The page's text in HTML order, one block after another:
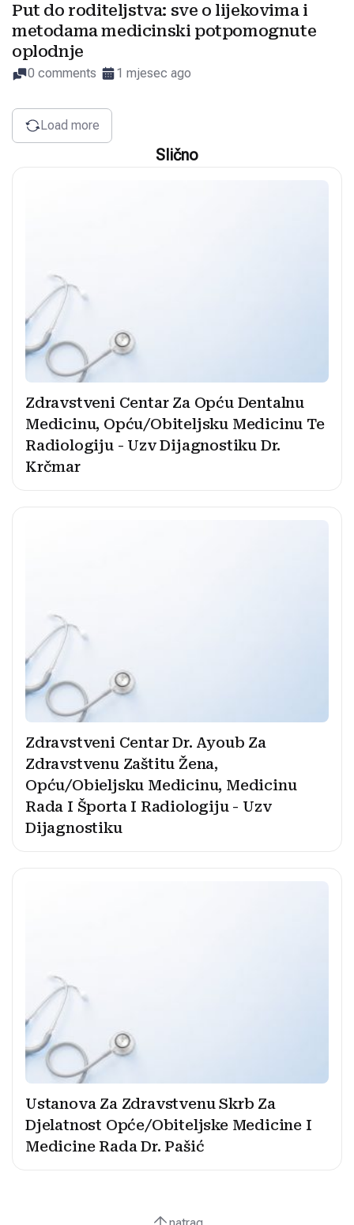
Put do roditeljstva: sve o lijekovima i
metodama medicinski potpomognute
oplodnje
0 comments 1 mjesec ago
Load more
Slično
Zdravstveni Centar Za Opću Dentalnu
Medicinu, Opću/Obiteljsku Medicinu Te
Radiologiju - Uzv Dijagnostiku Dr.
Krčmar
Zdravstveni Centar Dr. Ayoub Za
Zdravstvenu Zaštitu Žena,
Opću/Obieljsku Medicinu, Medicinu
Rada I Športa I Radiologiju - Uzv
Dijagnostiku
Ustanova Za Zdravstvenu Skrb Za
Djelatnost Opće/Obiteljske Medicine I
Medicine Rada Dr. Pašić